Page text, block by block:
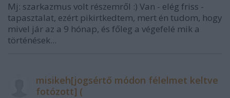
Mj: szarkazmus volt részemről :) Van - elég friss -
tapasztalat, ezért pikirtkedtem, mert én tudom, hogy
mivel jár az a 9 hónap, és főleg a végefelé mik a
történések...
misikeh[jogsértő módon félelmet keltve
fotózott] (